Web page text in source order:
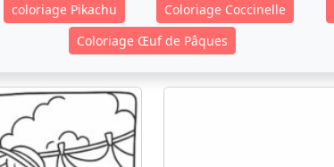
coloriage Pikachu Coloriage Coccinelle
Coloriage Œuf de Pâques